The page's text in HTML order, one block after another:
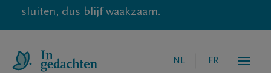
sluiten, dus blijf waakzaam.
NL FR